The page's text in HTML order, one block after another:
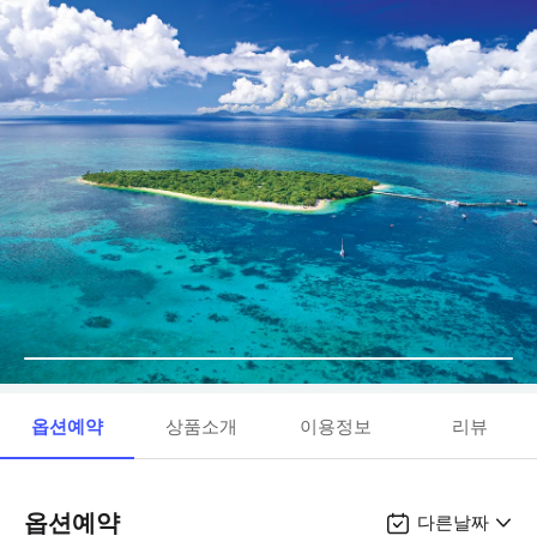
옵션예약 상품소개 이용정보 리뷰
옵션예약 다른날짜